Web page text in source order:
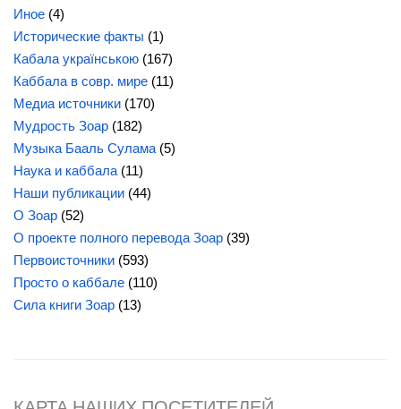
Иное (4)
Исторические факты (1)
Кабала українською (167)
Каббала в совр. мире (11)
Медиа источники (170)
Мудрость Зоар (182)
Музыка Бааль Сулама (5)
Наука и каббала (11)
Наши публикации (44)
О Зоар (52)
О проекте полного перевода Зоар (39)
Первоисточники (593)
Просто о каббале (110)
Сила книги Зоар (13)